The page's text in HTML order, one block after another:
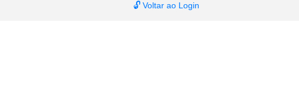
🔓 Voltar ao Login